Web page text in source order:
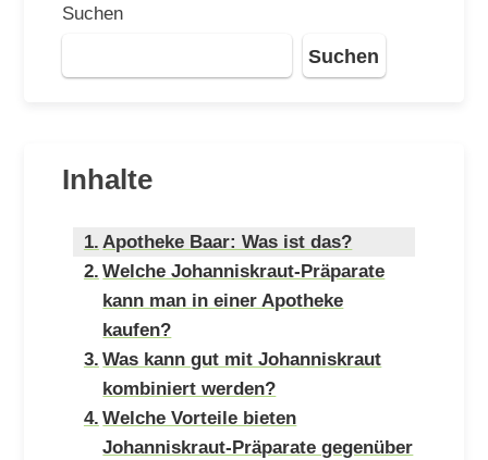
Suchen
Suchen
Inhalte
Apotheke Baar: Was ist das?
Welche Johanniskraut-Präparate
kann man in einer Apotheke
kaufen?
Was kann gut mit Johanniskraut
kombiniert werden?
Welche Vorteile bieten
Johanniskraut-Präparate gegenüber